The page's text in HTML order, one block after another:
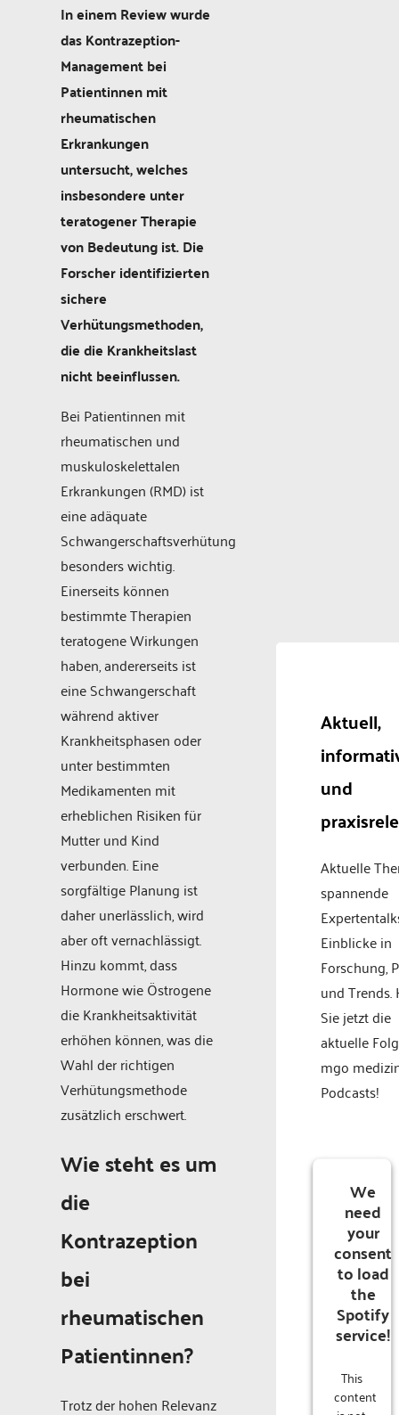
In einem Review wurde
das Kontrazeption-
Management bei
Patientinnen mit
rheumatischen
Erkrankungen
untersucht, welches
insbesondere unter
teratogener Therapie
von Bedeutung ist. Die
Forscher identifizierten
sichere
Verhütungsmethoden,
die die Krankheitslast
nicht beeinflussen.
Bei Patientinnen mit
rheumatischen und
muskuloskelettalen
Erkrankungen (RMD) ist
eine adäquate
Schwangerschaftsverhütung
besonders wichtig.
Einerseits können
bestimmte Therapien
teratogene Wirkungen
haben, andererseits ist
eine Schwangerschaft
während aktiver
Krankheitsphasen oder
unter bestimmten
Medikamenten mit
erheblichen Risiken für
Mutter und Kind
verbunden. Eine
sorgfältige Planung ist
daher unerlässlich, wird
aber oft vernachlässigt.
Hinzu kommt, dass
Hormone wie Östrogene
die Krankheitsaktivität
erhöhen können, was die
Wahl der richtigen
Verhütungsmethode
zusätzlich erschwert.
Wie steht es um
die
Kontrazeption
bei
rheumatischen
Patientinnen?
Trotz der hohen Relevanz
Aktuell,
und
Aktuelle
spannende
Einblicke in
Forschung,
und Trends.
Sie jetzt die
aktuelle
mgo
Podcasts!
We
need
your
consent
to load
the
Spotify
service!
This
content